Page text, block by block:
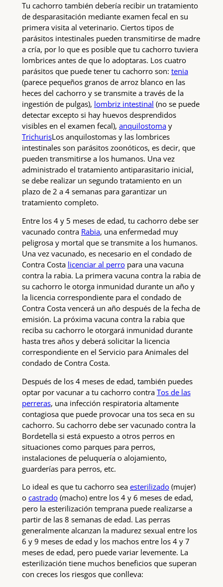
Tu cachorro también debería recibir un tratamiento
de desparasitación mediante examen fecal en su
primera visita al veterinario. Ciertos tipos de
parásitos intestinales pueden transmitirse de madre
a cría, por lo que es posible que tu cachorro tuviera
lombrices antes de que lo adoptaras. Los cuatro
parásitos que puede tener tu cachorro son: tenia
(parece pequeños granos de arroz blanco en las
heces del cachorro y se transmite a través de la
ingestión de pulgas), lombriz intestinal (no se puede
detectar excepto si hay huevos desprendidos
visibles en el examen fecal), anquilostomay
TrichurisLos anquilostomas y las lombrices
intestinales son parásitos zoonóticos, es decir, que
pueden transmitirse a los humanos. Una vez
administrado el tratamiento antiparasitario inicial,
se debe realizar un segundo tratamiento en un
plazo de 2 a 4 semanas para garantizar un
tratamiento completo.
Entre los 4 y 5 meses de edad, tu cachorro debe ser
vacunado contra Rabia, una enfermedad muy
peligrosa y mortal que se transmite a los humanos.
Una vez vacunado, es necesario en el condado de
Contra Costa licenciar al perropara una vacuna
contra la rabia. La primera vacuna contra la rabia de
su cachorro le otorga inmunidad durante un año y
la licencia correspondiente para el condado de
Contra Costa vencerá un año después de la fecha de
emisión. La próxima vacuna contra la rabia que
reciba su cachorro le otorgará inmunidad durante
hasta tres años y deberá solicitar la licencia
correspondiente en el Servicio para Animales del
condado de Contra Costa.
Después de los 4 meses de edad, también puedes
optar por vacunar a tu cachorro contra Tos de las
perreras, una infección respiratoria altamente
contagiosa que puede provocar una tos seca en su
cachorro. Su cachorro debe ser vacunado contra la
Bordetella si está expuesto a otros perros en
situaciones como parques para perros,
instalaciones de peluquería o alojamiento,
guarderías para perros, etc.
Lo ideal es que tu cachorro sea esterilizado(mujer)
o castrado(macho) entre los 4 y 6 meses de edad,
pero la esterilización temprana puede realizarse a
partir de las 8 semanas de edad. Las perras
generalmente alcanzan la madurez sexual entre los
6 y 9 meses de edad y los machos entre los 4 y 7
meses de edad, pero puede variar levemente. La
esterilización tiene muchos beneficios que superan
con creces los riesgos que conlleva: